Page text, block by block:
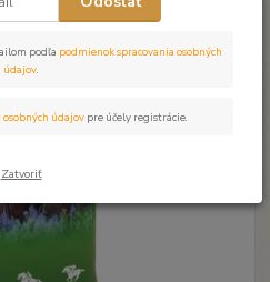
podľa podmienok spracovania osobných
údajov.
údajov pre účely registrácie.
Zatvoriť